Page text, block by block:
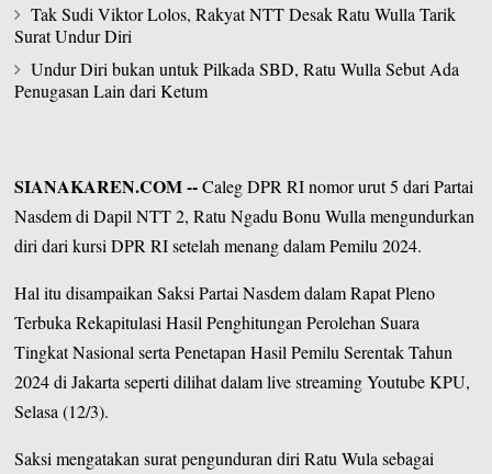
Tak Sudi Viktor Lolos, Rakyat NTT Desak Ratu Wulla Tarik
Surat Undur Diri
Undur Diri bukan untuk Pilkada SBD, Ratu Wulla Sebut Ada
Penugasan Lain dari Ketum
SIANAKAREN.COM--Caleg DPR RI nomor urut 5 dari Partai
Nasdem di Dapil NTT 2,Ratu Ngadu Bonu Wulla mengundurkan
diri dari kursi DPR RI setelah menang dalam Pemilu 2024.
Hal itu disampaikan SaksiPartai Nasdemdalam Rapat Pleno
Terbuka Rekapitulasi Hasil Penghitungan Perolehan Suara
Tingkat Nasional serta Penetapan Hasil Pemilu Serentak Tahun
2024 di Jakarta seperti dilihat dalam live streamingYoutube KPU,
Selasa (12/3).
Saksi mengatakan surat pengunduran diri Ratu Wula sebagai